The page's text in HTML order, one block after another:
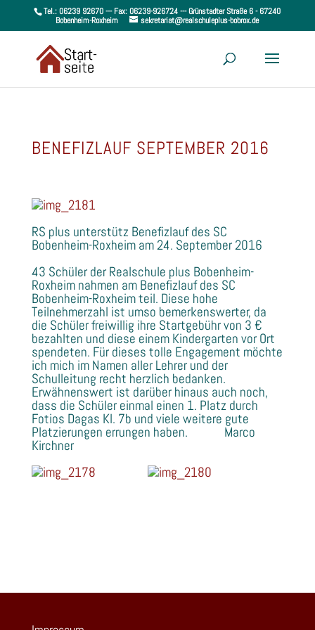
Tel.: 06239 92670 --- Fax: 06239-926724 --- Grünstadter Straße 6 - 67240
Bobenheim-Roxheim
sekretariat@realschuleplus-bobrox.de
BENEFIZLAUF SEPTEMBER 2016
RS plus unterstütz Benefizlauf des SC
Bobenheim-Roxheim am 24. September 2016
43 Schüler der Realschule plus Bobenheim-
Roxheim nahmen am Benefizlauf des SC
Bobenheim-Roxheim teil. Diese hohe
Teilnehmerzahl ist umso bemerkenswerter, da
die Schüler freiwillig ihre Startgebühr von 3 €
bezahlten und diese einem Kindergarten vor Ort
spendeten. Für dieses tolle Engagement möchte
ich mich im Namen aller Lehrer und der
Schulleitung recht herzlich bedanken.
Erwähnenswert ist darüber hinaus auch noch,
dass die Schüler einmal einen 1. Platz durch
Fotios Dagas Kl. 7b und viele weitere gute
Platzierungen errungen haben. Marco
Kirchner